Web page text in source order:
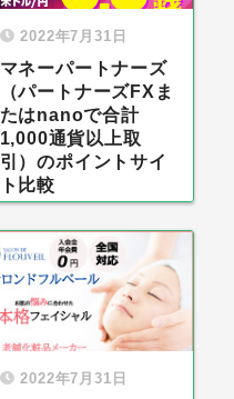
2022年7月31日
マネーパートナーズ
（パートナーズFXま
たはnanoで合計
1,000通貨以上取
引）のポイントサイ
ト比較
2022年7月31日